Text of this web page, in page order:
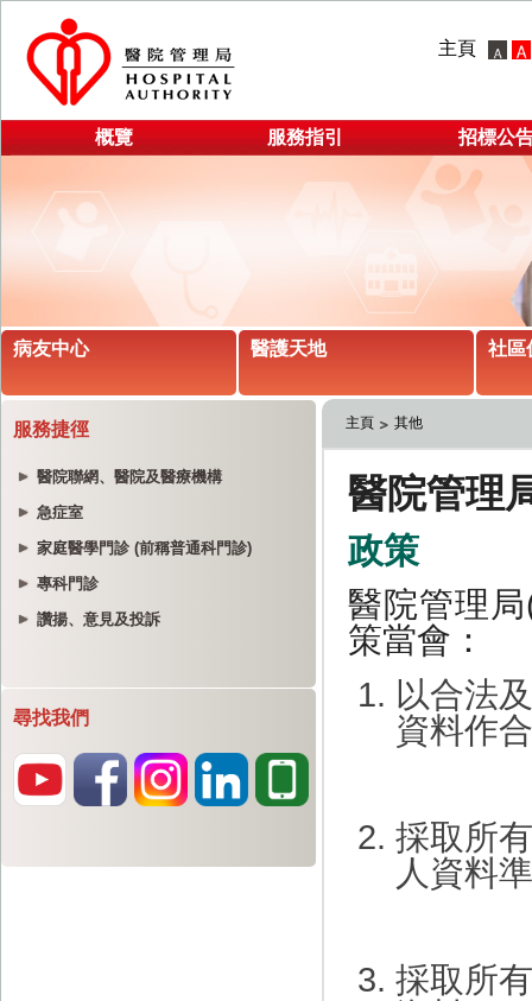
主頁
概覽 服務指引 招標公
病友中心 醫護天地 社區
服務捷徑
醫院聯網、醫院及醫療機構
急症室
家庭醫學門診 (前稱普通科門診)
專科門診
讚揚、意見及投訴
尋找我們
主頁 其他